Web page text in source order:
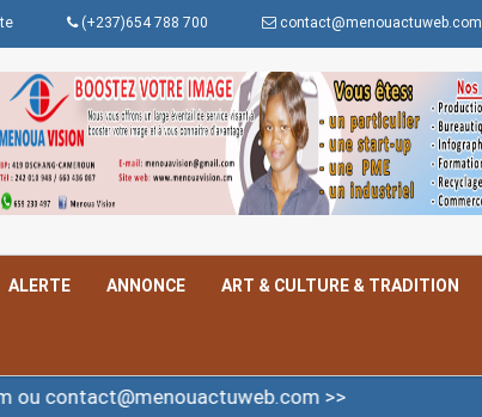
(+237)654 788 700 contact@menouactuweb.com
ALERTE ANNONCE ART & CULTURE & TRADITION
>>